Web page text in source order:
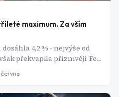
maximum. Za vším
4,2 % - nejvýše od
překvapila příznivěji. Fed
počkat?
června